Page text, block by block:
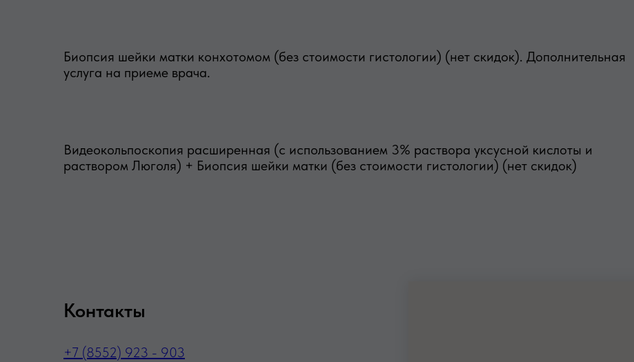
Биопсия шейки матки конхотомом (без стоимости гистологии) (нет скидок). Дополнительная
услуга на приеме врача.
Видеокольпоскопия расширенная (с использованием 3% раствора уксусной кислоты и
раствором Люголя) + Биопсия шейки матки (без стоимости гистологии) (нет скидок)
Контакты
+7 (8552) 923 - 903